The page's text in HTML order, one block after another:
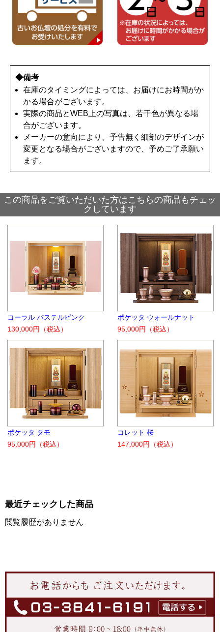
◆備考
在庫のタイミングによっては、お届けにお時間がか
かる場合がございます。
実際の商品とWEB上の写真は、若干色が異なる場
合がございます。
メーカーの意向により、予告無く細部のデザインが
変更となる場合がございますので、予めご了承願い
ます。
この商品をご覧いただいた方はこちらの商品もチェッ
クしています
コーラル パステルピンク
130,000円
（税込）
ポケッタ ウォールナット
95,000円
（税込）
ポケッタ タモ
95,000円
（税込）
コレット 桜
147,000円
（税込）
最近チェックした商品
閲覧履歴がありません